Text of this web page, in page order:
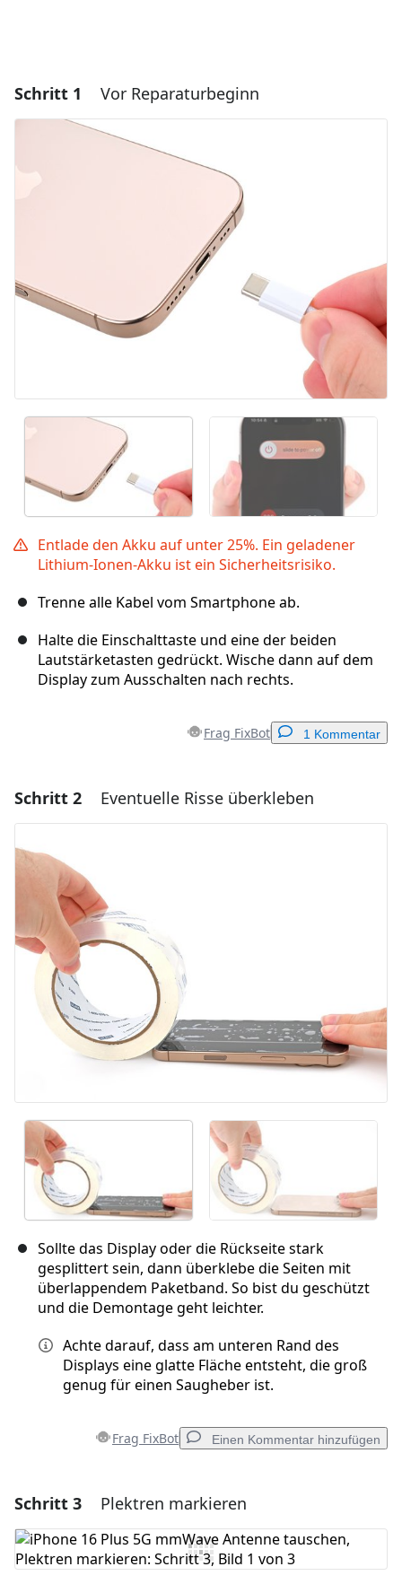
Schritt 1 Vor Reparaturbeginn
Entlade den Akku auf unter 25%. Ein geladener
Lithium-Ionen-Akku ist ein Sicherheitsrisiko.
Trenne alle Kabel vom Smartphone ab.
Halte die Einschalttaste und eine der beiden
Lautstärketasten gedrückt. Wische dann auf dem
Display zum Ausschalten nach rechts.
Frag FixBot 1 Kommentar
Einen Kommentar hinzufügen
Schritt 2 Eventuelle Risse überkleben
Sollte das Display oder die Rückseite stark
gesplittert sein, dann überklebe die Seiten mit
überlappendem Paketband. So bist du geschützt
und die Demontage geht leichter.
Achte darauf, dass am unteren Rand des
Displays eine glatte Fläche entsteht, die groß
genug für einen Saugheber ist.
Frag FixBot Einen Kommentar hinzufügen
Einen Kommentar hinzufügen
Kommentar hinzufügen
Schritt 3 Plektren markieren